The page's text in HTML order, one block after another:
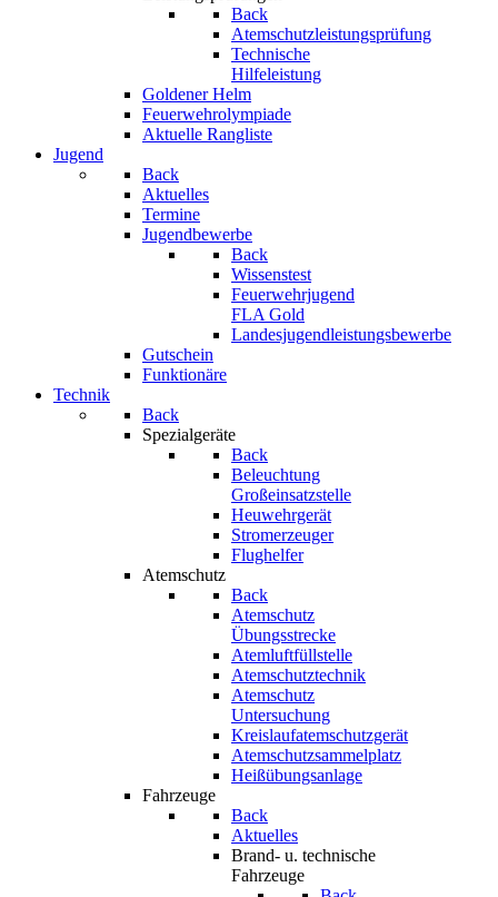
Back
Atemschutzleistungsprüfung
Technische
Hilfeleistung
Goldener Helm
Feuerwehrolympiade
Aktuelle Rangliste
Jugend
Back
Aktuelles
Termine
Jugendbewerbe
Back
Wissenstest
Feuerwehrjugend
FLA Gold
Landesjugendleistungsbewerbe
Gutschein
Funktionäre
Technik
Back
Spezialgeräte
Back
Beleuchtung
Großeinsatzstelle
Heuwehrgerät
Stromerzeuger
Flughelfer
Atemschutz
Back
Atemschutz
Übungsstrecke
Atemluftfüllstelle
Atemschutztechnik
Atemschutz
Untersuchung
Kreislaufatemschutzgerät
Atemschutzsammelplatz
Heißübungsanlage
Fahrzeuge
Back
Aktuelles
Brand- u. technische
Fahrzeuge